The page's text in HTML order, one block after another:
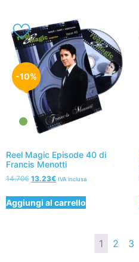
-10%
Reel Magic Episode 40 di
Francis Menotti
14.70€ 13.23€ IVA inclusa
Aggiungi al carrello
1 2 3